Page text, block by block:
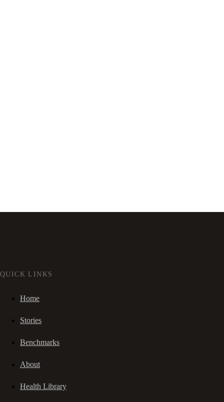
QUICK LINKS
Home
Stories
Benchmarks
About
Health Library